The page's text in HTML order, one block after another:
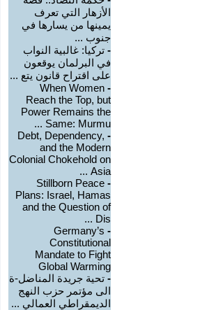
الأزهار التي تعرف
يمينها من يسارها في
جنوب ...
- تركيا: غالبية النواب
في البرلمان يوقعون
على اقتراح قانون يتع ...
-
When Women
Reach the Top, but
Power Remains the
Same: Murmu ...
-
Debt, Dependency,
and the Modern
Colonial Chokehold on
Asia ...
-
Stillborn Peace
Plans: Israel, Hamas
and the Question of
Dis ...
-
Germany’s
Constitutional
Mandate to Fight
Global Warming
- تحية جريدة المناضل-ة
الى مؤتمر حزب النهج
الديمقراطي العمالي ...